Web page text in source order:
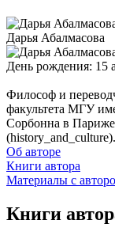
Дарья Абалмасова
День рождения: 15
Философ и
факультета МГУ
Сорбонна в
(history_and_culture).
Об авторе
Книги автора
Материалы с
Книги